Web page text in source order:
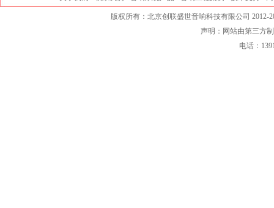
版权所有：北京创联盛世音响科技有限公司 2012-
声明：网站由第三方
电话：